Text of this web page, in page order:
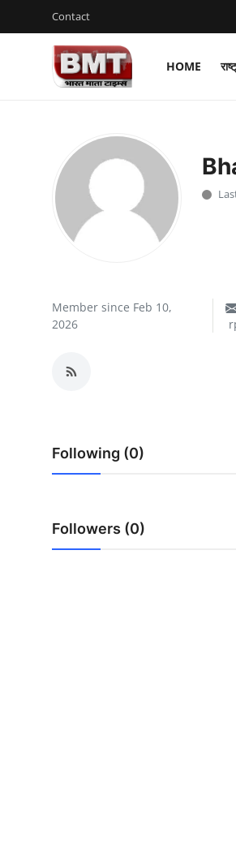
Contact
HOME
Login
Contact
राष्ट्रीय समाचार
अंतरराष्ट्रीय समाचार
मध्य प्रदेशMember since Feb 10,
2026
Following (0)
Followers (0)